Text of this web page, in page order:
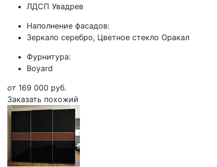
ЛДСП Увадрев
Наполнение фасадов:
Зеркало серебро, Цветное стекло Оракал
Фурнитура:
Boyard
от 169 000 руб.
Заказать похожий